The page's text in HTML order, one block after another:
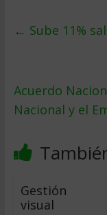
← Sube 11%
Acuerdo
Nacional y el
Gestión
visual